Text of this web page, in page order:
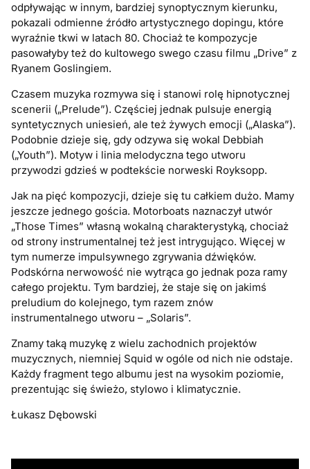
odpływając w innym, bardziej synoptycznym kierunku,
pokazali odmienne źródło artystycznego dopingu, które
wyraźnie tkwi w latach 80. Chociaż te kompozycje
pasowałyby też do kultowego swego czasu filmu „Drive” z
Ryanem Goslingiem.
Czasem muzyka rozmywa się i stanowi rolę hipnotycznej
scenerii („Prelude”). Częściej jednak pulsuje energią
syntetycznych uniesień, ale też żywych emocji („Alaska”).
Podobnie dzieje się, gdy odzywa się wokal Debbiah
(„Youth”). Motyw i linia melodyczna tego utworu
przywodzi gdzieś w podtekście norweski Royksopp.
Jak na pięć kompozycji, dzieje się tu całkiem dużo. Mamy
jeszcze jednego gościa. Motorboats naznaczył utwór
„Those Times” własną wokalną charakterystyką, chociaż
od strony instrumentalnej też jest intrygująco. Więcej w
tym numerze impulsywnego zgrywania dźwięków.
Podskórna nerwowość nie wytrąca go jednak poza ramy
całego projektu. Tym bardziej, że staje się on jakimś
preludium do kolejnego, tym razem znów
instrumentalnego utworu – „Solaris”.
Znamy taką muzykę z wielu zachodnich projektów
muzycznych, niemniej Squid w ogóle od nich nie odstaje.
Każdy fragment tego albumu jest na wysokim poziomie,
prezentując się świeżo, stylowo i klimatycznie.
Łukasz Dębowski